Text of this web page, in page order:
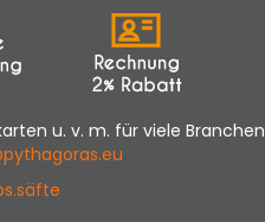
u. v. m. für viele Branchen